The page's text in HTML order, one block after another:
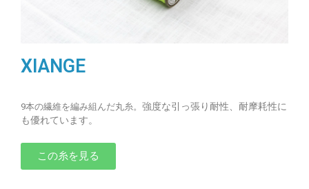
XIANGE
9本の繊維を編み組んだ丸糸。 強度な引っ張り耐性、耐摩耗性に
も優れています。
この糸を見る